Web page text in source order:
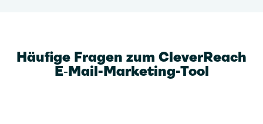
Häufige Fragen zum CleverReach
E‑Mail-Marketing-Tool